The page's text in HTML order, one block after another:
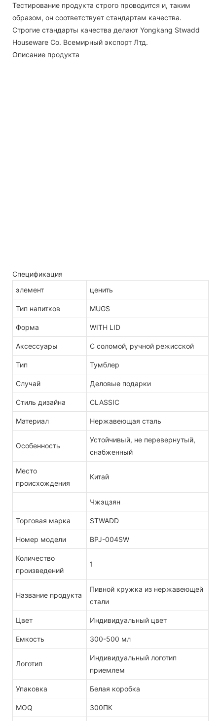
Тестирование продукта строго проводится и, таким
образом, он соответствует стандартам качества.
Строгие стандарты качества делают Yongkang Stwadd
Houseware Co. Всемирный экспорт Лтд.
Описание продукта
Спецификация
элемент
ценить
Тип напитков MUGS
Форма WITH LID
Аксессуары С соломой, ручной режисской
Тип Тумблер
Случай Деловые подарки
Стиль дизайна CLASSIC
Материал Нержавеющая сталь
Особенность
Устойчивый, не перевернутый,
снабженный
Место
происхождения
Китай
Чжэцзян
Торговая марка STWADD
Номер модели BPJ-004SW
Количество
произведений
1
Название продукта
Пивной кружка из нержавеющей
стали
Цвет Индивидуальный цвет
Емкость 300-500 мл
Логотип
Индивидуальный логотип
приемлем
Упаковка Белая коробка
MOQ 300ПК